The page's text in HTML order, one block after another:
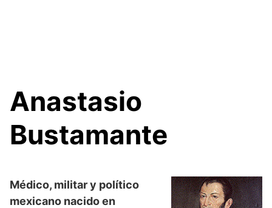
Anastasio
Bustamante
Médico, militar y político
mexicano nacido en